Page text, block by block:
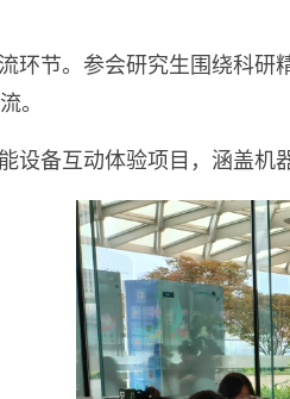
环节。参会研究生围绕科
。
设备互动体验项目，涵盖机